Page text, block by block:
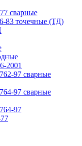
сварные
83 точечные (ТД)
2001
97 сварные
97 сварные
97